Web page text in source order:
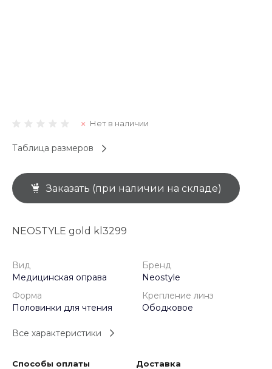
Нет в наличии
Таблица размеров
Заказать (при наличии на складе)
NEOSTYLE gold kl3299
Вид
Медицинская оправа
Бренд
Neostyle
Форма
Половинки для чтения
Крепление линз
Ободковое
Все характеристики
Способы оплаты Доставка